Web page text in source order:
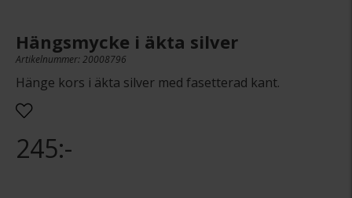
Hängsmycke i äkta silver
Artikelnummer: 20008796
Hänge kors i äkta silver med fasetterad kant.
245:-